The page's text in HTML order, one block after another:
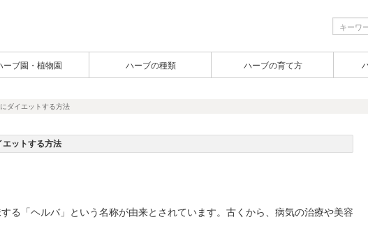
ーブ園・植物園 ハーブの種類 ハーブの育て方
ダイエットする方法
エットする方法
る「ヘルバ」という名称が由来とされています。古くから、病気の治療や美容